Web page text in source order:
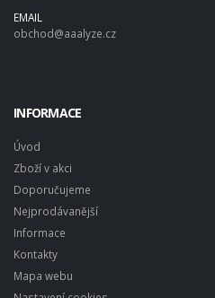
EMAIL
obchod@aaalyze.cz
INFORMACE
Úvod
Zboží v akci
Doporučujeme
Nejprodávanější
Informace
Kontakty
Mapa webu